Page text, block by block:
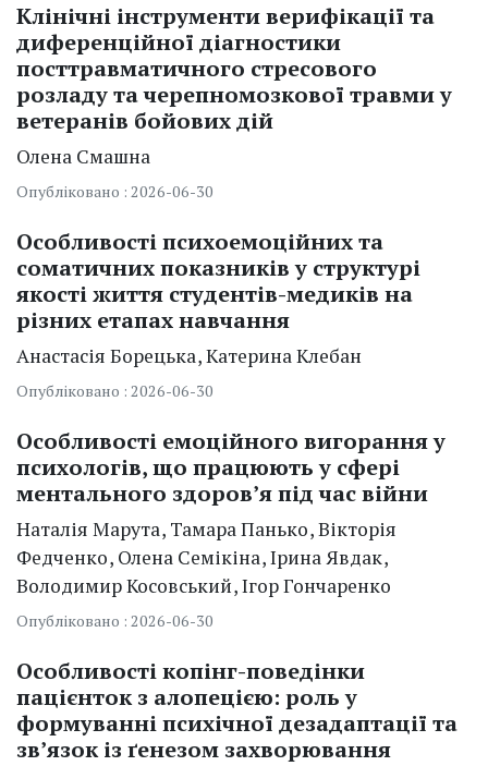
Клінічні інструменти верифікації та
диференційної діагностики
посттравматичного стресового
розладу та черепномозкової травми у
ветеранів бойових дій
Олена Смашна
Опубліковано : 2026-06-30
Особливості психоемоційних та
соматичних показників у структурі
якості життя студентів-медиків на
різних етапах навчання
Анастасія Борецька Катерина Клебан
Опубліковано : 2026-06-30
Особливості емоційного вигорання у
психологів, що працюють у сфері
ментального здоров’я під час війни
Наталія Марута Тамара Панько Вікторія
Федченко Олена Семікіна Ірина Явдак
Володимир Косовський Ігор Гончаренко
Опубліковано : 2026-06-30
Особливості копінг-поведінки
пацієнток з алопецією: роль у
формуванні психічної дезадаптації та
зв’язок із ґенезом захворювання